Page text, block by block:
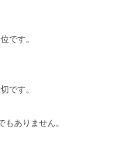
です。
です。
ありません。